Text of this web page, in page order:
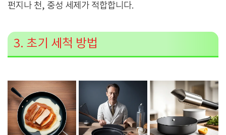
펀지나 천, 중성 세제가 적합합니다.
3. 초기 세척 방법